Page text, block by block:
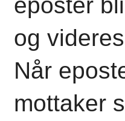
og
Når
mottaker